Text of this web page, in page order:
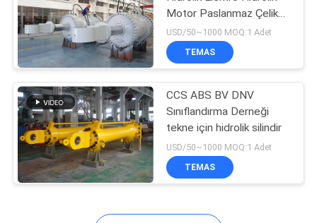
Hidrolik servo motor
Motor Paslanmaz Çelik
16m
USD/50~1000 MOQ:1 Adet
TEMAS
CCS ABS BV DNV
Sınıflandırma Derneği
tekne için hidrolik silindir
USD/50~1000 MOQ:1 Adet
TEMAS